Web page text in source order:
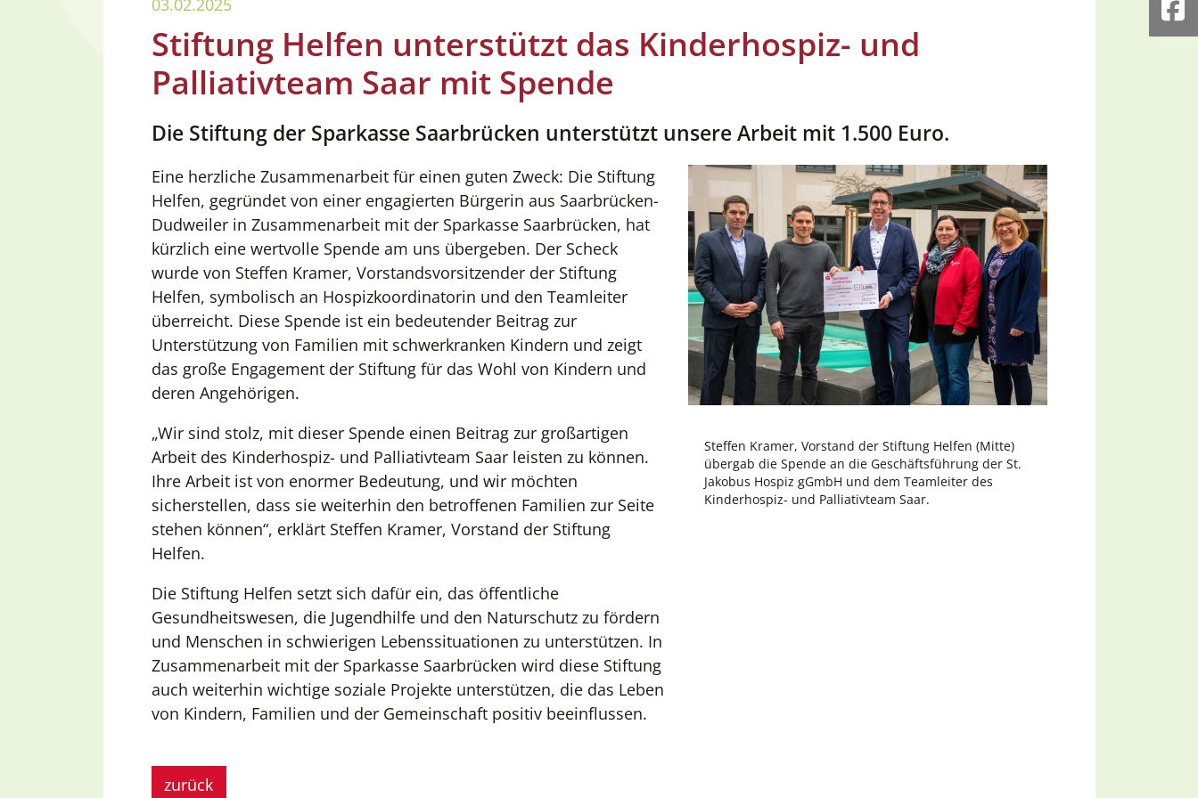
03.02.2025
Stiftung Helfen unterstützt das Kinderhospiz- und
Palliativteam Saar mit Spende
Die Stiftung der Sparkasse Saarbrücken unterstützt unsere Arbeit mit 1.500 Euro.
Eine herzliche Zusammenarbeit für einen guten Zweck: Die Stiftung
Helfen, gegründet von einer engagierten Bürgerin aus Saarbrücken-
Dudweiler in Zusammenarbeit mit der Sparkasse Saarbrücken, hat
kürzlich eine wertvolle Spende am uns übergeben. Der Scheck
wurde von Steffen Kramer, Vorstandsvorsitzender der Stiftung
Helfen, symbolisch an Hospizkoordinatorin und den Teamleiter
überreicht. Diese Spende ist ein bedeutender Beitrag zur
Unterstützung von Familien mit schwerkranken Kindern und zeigt
das große Engagement der Stiftung für das Wohl von Kindern und
deren Angehörigen.
„Wir sind stolz, mit dieser Spende einen Beitrag zur großartigen
Arbeit des Kinderhospiz- und Palliativteam Saar leisten zu können.
Ihre Arbeit ist von enormer Bedeutung, und wir möchten
sicherstellen, dass sie weiterhin den betroffenen Familien zur Seite
stehen können“, erklärt Steffen Kramer, Vorstand der Stiftung
Helfen.
Die Stiftung Helfen setzt sich dafür ein, das öffentliche
Gesundheitswesen, die Jugendhilfe und den Naturschutz zu fördern
und Menschen in schwierigen Lebenssituationen zu unterstützen. In
Zusammenarbeit mit der Sparkasse Saarbrücken wird diese Stiftung
auch weiterhin wichtige soziale Projekte unterstützen, die das Leben
von Kindern, Familien und der Gemeinschaft positiv beeinflussen.
Steffen Kramer, Vorstand der Stiftung Helfen (Mitte)
übergab die Spende an die Geschäftsführung der St.
Jakobus Hospiz gGmbH und dem Teamleiter des
Kinderhospiz- und Palliativteam Saar.
zurück